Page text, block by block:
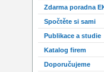
Zdarma poradna
Spočtěte si sami
Publikace a studie
Katalog firem
Doporučujeme